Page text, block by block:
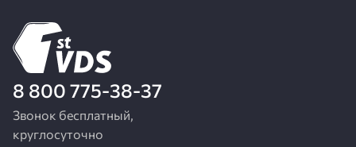
8 800 775-38-37
Звонок бесплатный,
круглосуточно